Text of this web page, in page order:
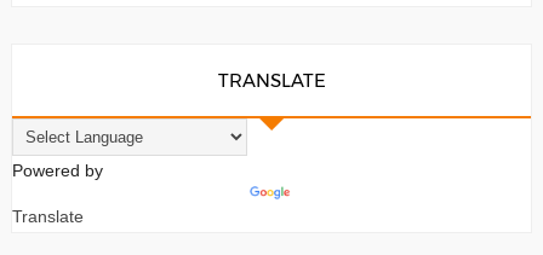
TRANSLATE
Powered by
Translate